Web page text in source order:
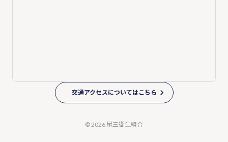
交通アクセスについてはこちら
© 2026 尾三衛生組合